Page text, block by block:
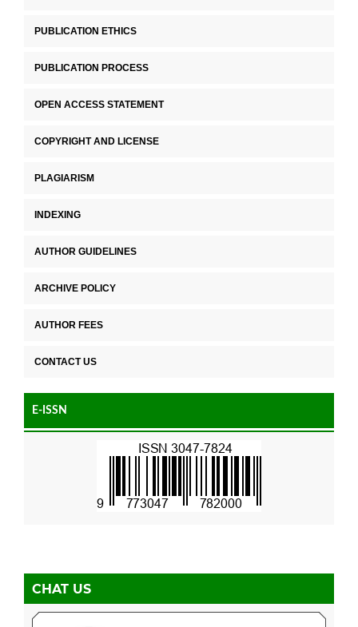
PUBLICATION ETHICS
PUBLICATION PROCESS
OPEN ACCESS STATEMENT
COPYRIGHT AND LICENSE
PLAGIARISM
INDEXING
AUTHOR GUIDELINES
ARCHIVE POLICY
AUTHOR FEES
CONTACT US
E-ISSN
CHAT US